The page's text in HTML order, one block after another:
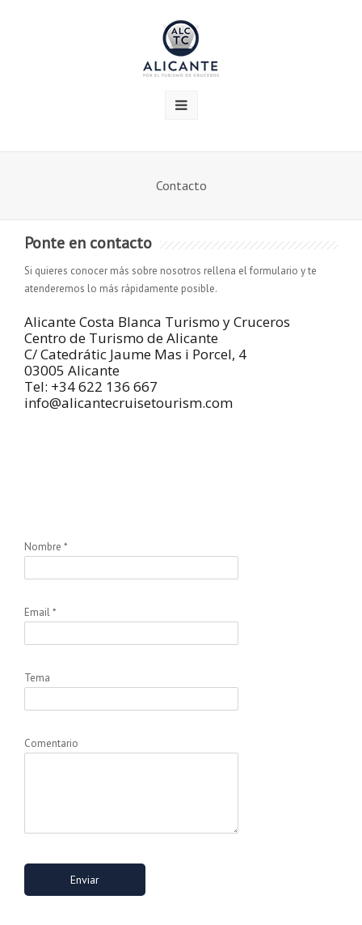
Contacto
Ponte en contacto
Si quieres conocer más sobre nosotros rellena el formulario y te
atenderemos lo más rápidamente posible.
Alicante Costa Blanca Turismo y Cruceros
Centro de Turismo de Alicante
C/ Catedrátic Jaume Mas i Porcel, 4
03005 Alicante
Tel: +34 622 136 667
info@alicantecruisetourism.com
Nombre *
Email *
Tema
Comentario